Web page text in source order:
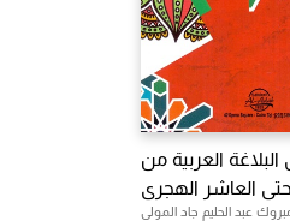
العربية من
العاشر الهجرى
عبد الحليم جاد المولى